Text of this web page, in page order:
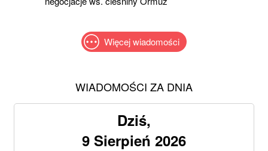
Więcej wiadomości
WIADOMOŚCI ZA DNIA
Dziś,
9 Sierpień 2026